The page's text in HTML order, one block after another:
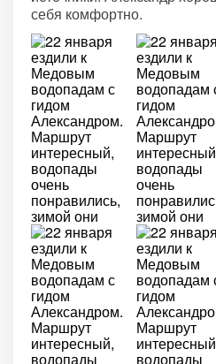
себя комфортно.